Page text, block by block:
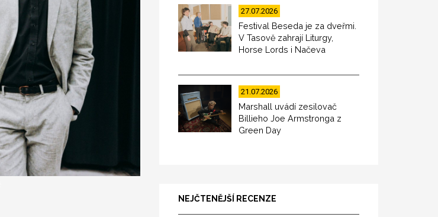
27.07.2026
Festival Beseda je za dveřmi.
V Tasově zahrají Liturgy,
Horse Lords i Načeva
21.07.2026
Marshall uvádí zesilovač
Billieho Joe Armstronga z
Green Day
NEJČTENĚJŠÍ RECENZE